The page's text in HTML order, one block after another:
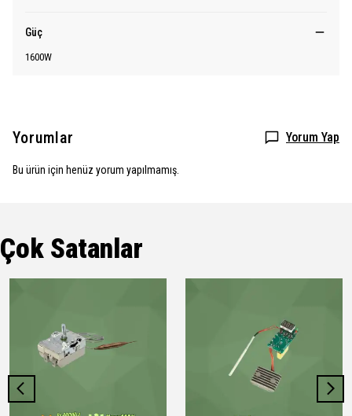
Güç
1600W
Yorumlar Yorum Yap
Bu ürün için henüz yorum yapılmamış.
Çok Satanlar